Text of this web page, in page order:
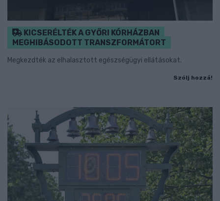
KICSERÉLTÉK A GYŐRI KÓRHÁZBAN
MEGHIBÁSODOTT TRANSZFORMÁTORT
Megkezdték az elhalasztott egészségügyi ellátásokat.
Szólj hozzá!